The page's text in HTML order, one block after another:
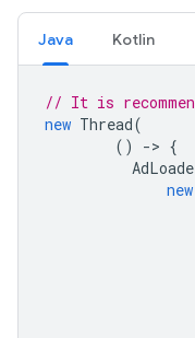
Java Kotlin
// It is
new Thread(
()
-> {
new